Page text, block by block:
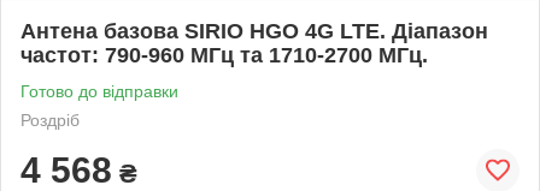
Антена базова SIRIO HGO 4G LTE. Діапазон
частот: 790-960 МГц та 1710-2700 МГц.
Готово до відправки
Роздріб
4 568 ₴